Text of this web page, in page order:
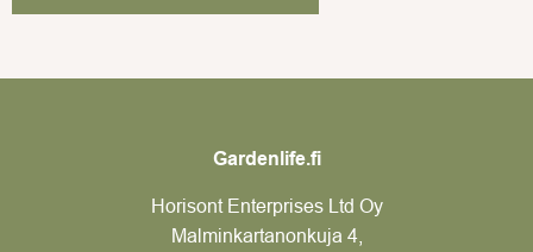
Gardenlife.fi
Horisont Enterprises Ltd Oy
Malminkartanonkuja 4,